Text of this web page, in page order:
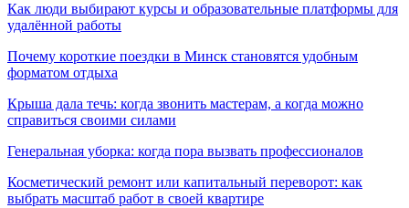
Как люди выбирают курсы и образовательные платформы для
удалённой работы
Почему короткие поездки в Минск становятся удобным
форматом отдыха
Крыша дала течь: когда звонить мастерам, а когда можно
справиться своими силами
Генеральная уборка: когда пора вызвать профессионалов
Косметический ремонт или капитальный переворот: как
выбрать масштаб работ в своей квартире